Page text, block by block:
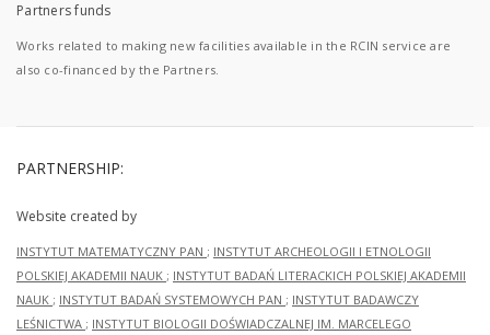
Partners funds
Works related to making new facilities available in the RCIN service are
also co-financed by the Partners.
PARTNERSHIP:
Website created by
INSTYTUT MATEMATYCZNY PAN ; INSTYTUT ARCHEOLOGII I ETNOLOGII
POLSKIEJ AKADEMII NAUK ; INSTYTUT BADAŃ LITERACKICH POLSKIEJ AKADEMII
NAUK ; INSTYTUT BADAŃ SYSTEMOWYCH PAN ; INSTYTUT BADAWCZY
LEŚNICTWA ; INSTYTUT BIOLOGII DOŚWIADCZALNEJ IM. MARCELEGO